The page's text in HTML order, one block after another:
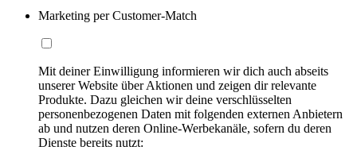
Marketing per Customer-Match
Mit deiner Einwilligung informieren wir dich auch abseits
unserer Website über Aktionen und zeigen dir relevante
Produkte. Dazu gleichen wir deine verschlüsselten
personenbezogenen Daten mit folgenden externen Anbietern
ab und nutzen deren Online-Werbekanäle, sofern du deren
Dienste bereits nutzt: